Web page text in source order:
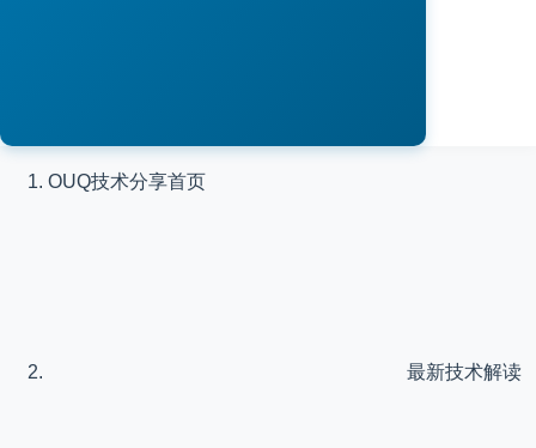
OUQ技术分享首页
最新技术解读